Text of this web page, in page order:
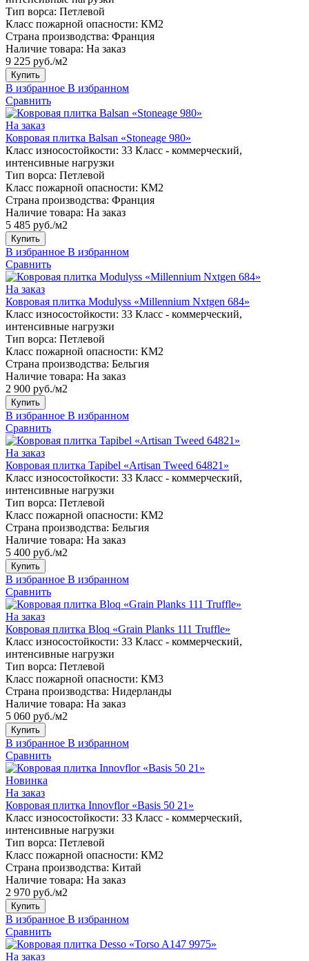
Тип ворса: Петлевой
Класс пожарной опасности: КМ2
Страна производства: Франция
Наличие товара: На заказ
9 225 руб./м2
Купить
В избранное В избранном
Сравнить
На заказ
Ковровая плитка Balsan «Stoneage 980»
Класс износостойкости: 33 Класс - коммерческий,
интенсивные нагрузки
Тип ворса: Петлевой
Класс пожарной опасности: КМ2
Страна производства: Франция
Наличие товара: На заказ
5 485 руб./м2
Купить
В избранное В избранном
Сравнить
На заказ
Ковровая плитка Modulyss «Millennium Nxtgen 684»
Класс износостойкости: 33 Класс - коммерческий,
интенсивные нагрузки
Тип ворса: Петлевой
Класс пожарной опасности: КМ2
Страна производства: Бельгия
Наличие товара: На заказ
2 900 руб./м2
Купить
В избранное В избранном
Сравнить
На заказ
Ковровая плитка Tapibel «Artisan Tweed 64821»
Класс износостойкости: 33 Класс - коммерческий,
интенсивные нагрузки
Тип ворса: Петлевой
Класс пожарной опасности: КМ2
Страна производства: Бельгия
Наличие товара: На заказ
5 400 руб./м2
Купить
В избранное В избранном
Сравнить
На заказ
Ковровая плитка Bloq «Grain Planks 111 Truffle»
Класс износостойкости: 33 Класс - коммерческий,
интенсивные нагрузки
Тип ворса: Петлевой
Класс пожарной опасности: КМ3
Страна производства: Нидерланды
Наличие товара: На заказ
5 060 руб./м2
Купить
В избранное В избранном
Сравнить
Новинка
На заказ
Ковровая плитка Innovflor «Basis 50 21»
Класс износостойкости: 33 Класс - коммерческий,
интенсивные нагрузки
Тип ворса: Петлевой
Класс пожарной опасности: КМ2
Страна производства: Китай
Наличие товара: На заказ
2 970 руб./м2
Купить
В избранное В избранном
Сравнить
На заказ